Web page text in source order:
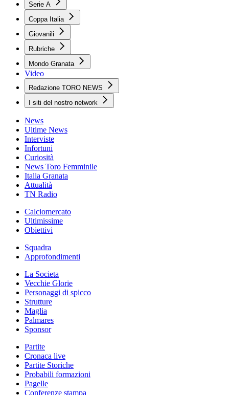
Serie A
Coppa Italia
Giovanili
Rubriche
Mondo Granata
Video
Redazione TORO NEWS
I siti del nostro network
News
Ultime News
Interviste
Infortuni
Curiosità
News Toro Femminile
Italia Granata
Attualità
TN Radio
Calciomercato
Ultimissime
Obiettivi
Squadra
Approfondimenti
La Societa
Vecchie Glorie
Personaggi di spicco
Strutture
Maglia
Palmares
Sponsor
Partite
Cronaca live
Partite Storiche
Probabili formazioni
Pagelle
Conferenze stampa